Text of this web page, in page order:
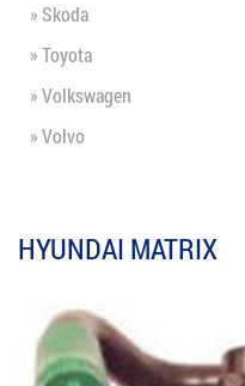
» Skoda
» Toyota
» Volkswagen
» Volvo
HYUNDAI MATRIX